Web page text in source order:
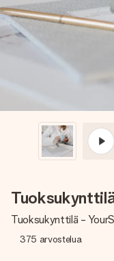
nopeammin kuin
Tuoksukynttilä -
375 arvostelua